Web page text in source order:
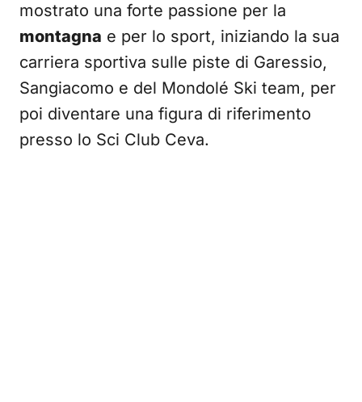
mostrato una forte passione per la
montagna e per lo sport, iniziando la sua
carriera sportiva sulle piste di Garessio,
Sangiacomo e del Mondolé Ski team, per
poi diventare una figura di riferimento
presso lo Sci Club Ceva.